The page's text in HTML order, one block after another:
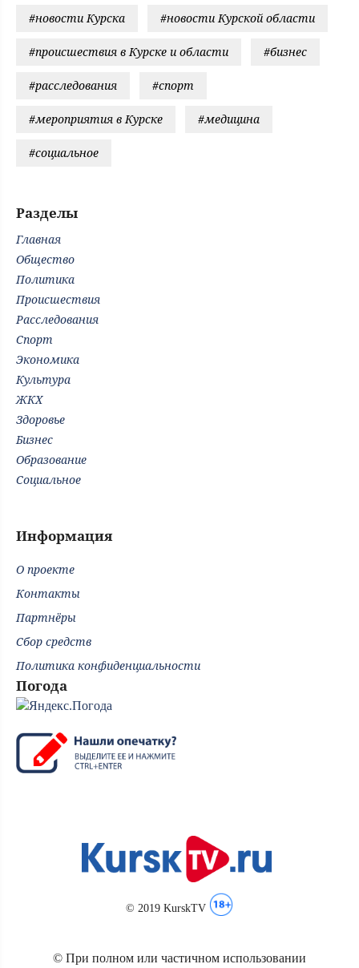
#новости Курска #новости Курской области
#происшествия в Курске и области #бизнес
#расследования #спорт
#мероприятия в Курске #медицина
#социальное
Разделы
Главная
Общество
Политика
Происшествия
Расследования
Спорт
Экономика
Культура
ЖКХ
Здоровье
Бизнес
Образование
Социальное
Информация
О проекте
Контакты
Партнёры
Сбор средств
Политика конфиденциальности
Погода
© 2019 KurskTV
© При полном или частичном использовании